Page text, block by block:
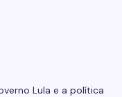
Lula e a política